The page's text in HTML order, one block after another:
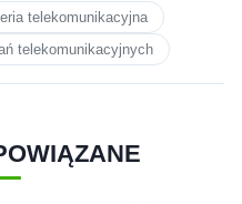
telekomunikacyjna
telekomunikacyjnych